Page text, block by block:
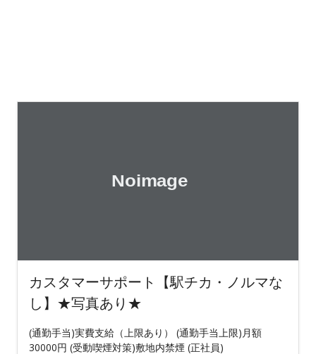
カスタマーサポート【駅チカ・ノルマな
し】★写真あり★
(通勤手当)実費支給（上限あり） (通勤手当上限)月額
30000円 (受動喫煙対策)敷地内禁煙 (正社員)